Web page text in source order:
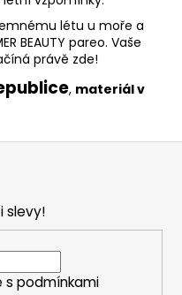
létu u moře a
BEAUTY pareo. Vaše
právě zde!
, materiál v
slevy!
s podmínkami